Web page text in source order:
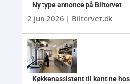
Ny type annonce på Biltorvet
2 jun 2026 | Biltorvet.dk
Køkkenassistent til kantine hos